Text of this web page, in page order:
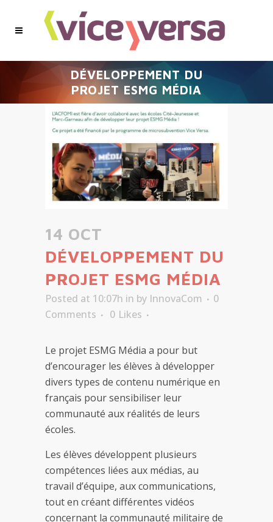
DÉVELOPPEMENT DU
PROJET ESMG MÉDIA
14 OCT
DÉVELOPPEMENT DU
PROJET ESMG MÉDIA
Posted at 10:07h in by InnovaCom
0
Comments
0 Likes
Le projet ESMG Média a pour but
d’encourager les élèves à développer
divers types de contenu numérique en
français pour sensibiliser leur
communauté aux réalités de leurs
écoles.
Les élèves développent plusieurs
compétences liées aux médias, au
travail d’équipe, aux communications,
tout en créant différentes vidéos
concernant la communauté militaire de